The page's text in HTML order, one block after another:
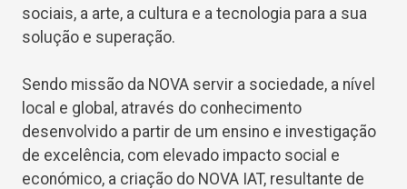
sociais, a arte, a cultura e a tecnologia para a sua
solução e superação.
Sendo missão da NOVA servir a sociedade, a nível
local e global, através do conhecimento
desenvolvido a partir de um ensino e investigação
de excelência, com elevado impacto social e
económico, a criação do NOVA IAT, resultante de